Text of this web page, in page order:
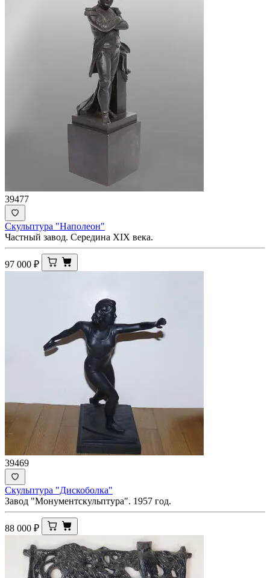
39477
Скульптура "Наполеон"
Частный завод. Середина XIX века.
97 000 ₽
39469
Скульптура "Дискоболка"
Завод "Монументскульптура". 1957 год.
88 000 ₽